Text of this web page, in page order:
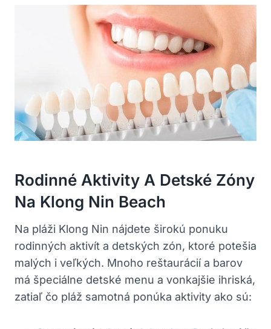
Rodinné Aktivity A Detské Zóny
Na Klong Nin Beach
Na pláži Klong Nin nájdete širokú ponuku
rodinných aktivít a detských zón, ktoré potešia
malých i veľkých. Mnoho reštaurácií a barov
má špeciálne detské menu a vonkajšie ihriská,
zatiaľ čo pláž samotná ponúka aktivity ako sú: